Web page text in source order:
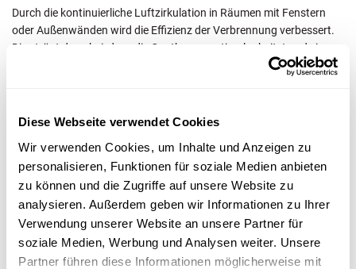
Diese Webseite verwendet Cookies
Wir verwenden Cookies, um Inhalte und Anzeigen zu
personalisieren, Funktionen für soziale Medien anbieten
zu können und die Zugriffe auf unsere Website zu
analysieren. Außerdem geben wir Informationen zu Ihrer
Verwendung unserer Website an unsere Partner für
soziale Medien, Werbung und Analysen weiter. Unsere
Partner führen diese Informationen möglicherweise mit
Durch die kontinuierliche Luftzirkulation in Räumen mit Fenstern
oder Außenwänden wird die Effizienz der Verbrennung verbessert.
Dies trägt dazu bei, dass die Gastherme optimal arbeitet und eine
– Ungeeignete Standorte
Kleine, geschlossene Räume ohne ausreichende
Lüftungsmöglichkeiten sind ungeeignet für raumluftabhängige
Gasthermen. Solche Räume erhöhen das Risiko einer
unzureichenden Luftzufuhr, was zu ineffizienter Verbrennung und
potenziellen Sicherheitsrisiken führen kann.